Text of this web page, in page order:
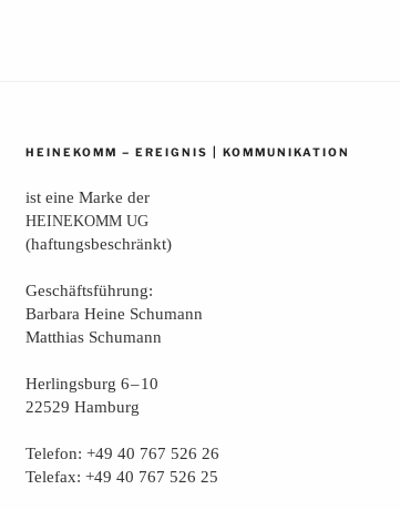
HEINEKOMM – EREIGNIS KOMMUNIKATION
ist eine Mar­ke der
HEINEKOMM UG
(haf­tungs­be­schränkt)
Geschäfts­füh­rung:
Bar­ba­ra Hei­ne Schumann
Mat­thi­as Schumann
Her­lings­burg 6 – 10
22529 Hamburg
Tele­fon: +49 40 767 526 26
Tele­fax: +49 40 767 526 25